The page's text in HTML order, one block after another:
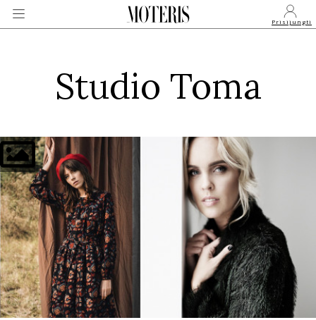
Prisijungti
MONARCHIJA
MADA
GROŽIS
SVEIKATA
APIE MANE
Studio Toma